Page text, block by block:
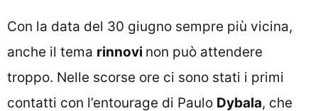
Con la data del 30 giugno sempre più vicina,
anche il tema rinnovi non può attendere
troppo. Nelle scorse ore ci sono stati i primi
contatti con l’entourage di Paulo Dybala, che